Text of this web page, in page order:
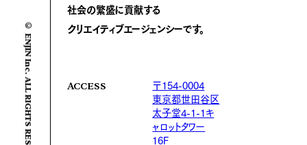
© ENJIN Inc. ALL RIGHTS RESERVED.
社会の繁盛に貢献する
クリエイティブエージェンシーです。
ACCESS
〒154-0004
東京都世田谷区
太子堂4-1-1キ
ャロットタワー
16F